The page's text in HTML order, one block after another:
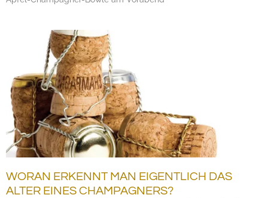
WORAN ERKENNT MAN EIGENTLICH DAS
ALTER EINES CHAMPAGNERS?